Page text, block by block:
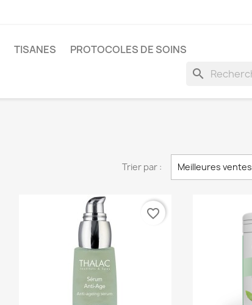
TISANES PROTOCOLES DE SOINS
search
Trier par : Meilleures ventes
favorite_border